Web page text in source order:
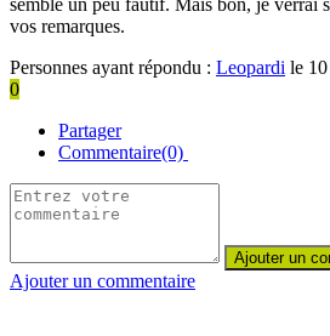
vos remarques.
Personnes ayant répondu : Leopardi le
0
Partager
Commentaire(0)
Ajouter un commentaire